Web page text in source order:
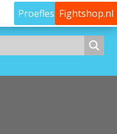
Proefles Fightshop.nl